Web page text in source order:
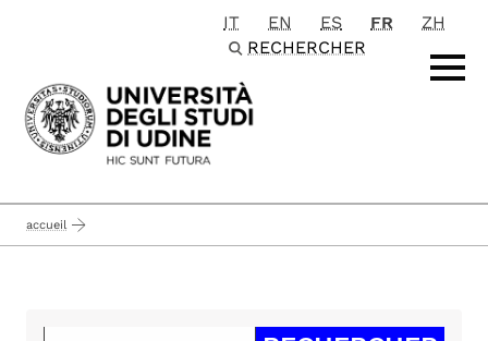
Passa al contenuto principale
IT EN ES FR
ZH
RECHERCHER
accueil